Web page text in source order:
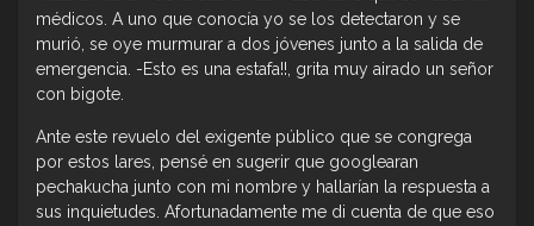
médicos. A uno que conocía yo se los detectaron y se
murió, se oye murmurar a dos jóvenes junto a la salida de
emergencia. -Esto es una estafa!!, grita muy airado un señor
con bigote.
Ante este revuelo del exigente público que se congrega
por estos lares, pensé en sugerir que googlearan
pechakucha junto con mi nombre y hallarían la respuesta a
sus inquietudes. Afortunadamente me di cuenta de que eso